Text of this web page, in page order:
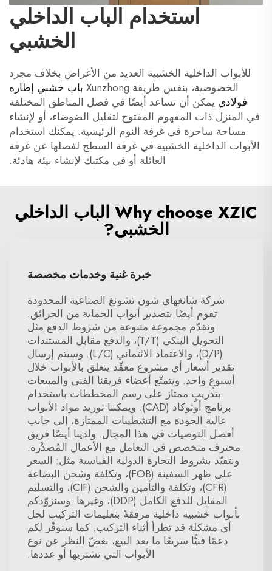
استخدام الباب الداخلي
الخشبي
للأبواب الداخلية الخشبية العديد من الأغراض بخلاف مجرد
الخصوصية، بنفس طريقة Xunzhong
باب خشبي إطاره
فولاذي يمكن أن تساعد أيضًا في فصل المناطق المختلفة
في المنزل ذات المفهوم المفتوح لتقليل الضوضاء، أو لإنشاء
مساحة ساحرة في غرفة النوم الرئيسية. يمكنك استخدام
الأبواب الداخلية الخشبية في غرفة السطح لفصلها عن غرفة
العائلة أو في مكتبك لإنشاء بيئة هادئة.
Why choose XZIC الباب الداخلي
الخشبي?
خبرة غنية وخدمات مخصصة
شركة شانغهاي شون تشونغ الصناعية المحدودة
تقوم أيضًا بتصدير أبواب الحماية من الحرائق.
ونقدّم مجموعة متنوعة من شروط الدفع مثل
التحويل البنكي (T/T)، والدفع مقابل المستندات
(D/P)، والاعتماد الائتماني (L/C). وسيتم إرسال
تقدير أسعار أي مشروع معقّد يتعلق بالأبواب خلال
أسبوعٍ واحد. ويتمتّع أعضاء فريقنا الفني والمبيعات
بتدريبٍ ممتاز على رسم المخططات باستخدام
برنامج أوتوكاد (CAD). ويمكننا توريد مواد الأبواب
عالية الجودة مع التشطيبات الممتازة، إلى جانب
أفضل التوصيات في هذا المجال. ولدينا أيضًا فريق
محترف متخصص في التعامل مع الأعمال المُصدَّرة.
ونتقيّد بشروط التجارة الدولية القياسية مثل: السعر
على ظهر السفينة (FOB)، وتكلفة وشحن البضاعة
(CFR)، وتكلفة والتأمين والشحن (CIF)، والتسليم
المقابِل للدفع الكامل (DDP)، وغيرها. وسنزوّدكم
بأبواب خشبية داخلية مرفقةً بتعليمات التركيب لحل
أي مشكلة قد تطرأ أثناء التركيب. كما سنوفّر لكم
دعمًا فنيًّا سريعًا ما بعد البيع، بغضّ النظر عن نوع
الأبواب التي تشتريها أو عددها.